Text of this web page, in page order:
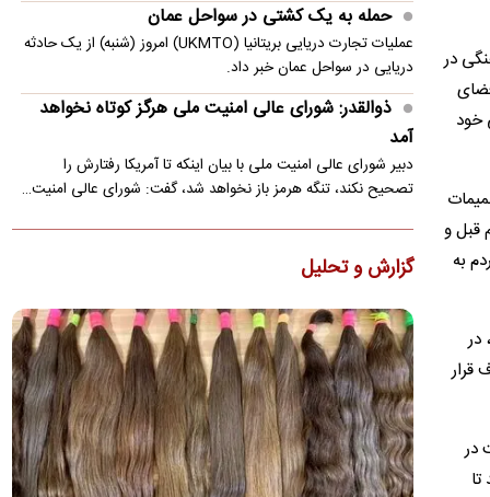
در
خود
قبل و
به
در
قرار
در
حمله به یک کشتی در سواحل عمان
عملیات تجارت دریایی بریتانیا (UKMTO) امروز (شنبه) از یک حادثه
دریایی در سواحل عمان خبر داد.
ذوالقدر: شورای عالی امنیت ملی هرگز کوتاه نخواهد
آمد
دبیر شورای عالی امنیت ملی با بیان اینکه تا آمریکا رفتارش را
تصحیح نکند، تنگه هرمز باز نخواهد شد، گفت: شورای عالی امنیت…
راهنمای خرید خودرو با یک میلیارد بودجه
خریداران با بوجه کمتر از یک میلیارد تومان می‌توانند سراغ
خودروهای کارکرده کوییک، ساینا، تیبا و پژو پارس بروند
کنایه نماینده پایداری به پزشکیان/ دستاوردتان این
است که قحطی نیامد؟!
نماینده قم در مجلس به گزارش اخیر پزشکیان درباره شرایط کشور،
واکنشی کنایه‌آمیز نشان داد.
عراقچی: توافق با عمان نزدیک است/ این تفاهم
به‌معنی بازگشایی تنگه هرمز نیست
گزارش و تحلیل